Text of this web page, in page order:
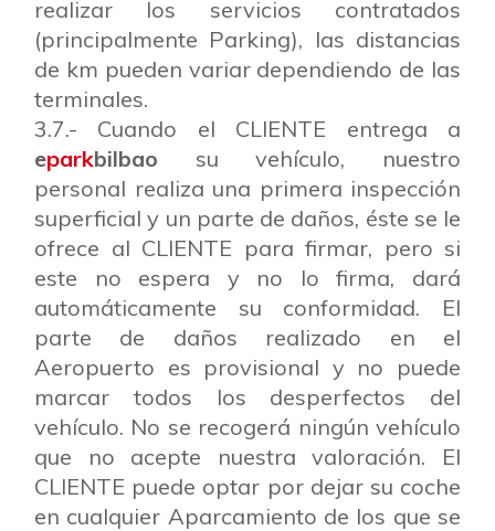
realizar los servicios contratados
(principalmente Parking), las distancias
de km pueden variar dependiendo de las
terminales.
3.7.- Cuando el CLIENTE entrega a
eparkbilbao su vehículo, nuestro
personal realiza una primera inspección
superficial y un parte de daños, éste se le
ofrece al CLIENTE para firmar, pero si
este no espera y no lo firma, dará
automáticamente su conformidad. El
parte de daños realizado en el
Aeropuerto es provisional y no puede
marcar todos los desperfectos del
vehículo. No se recogerá ningún vehículo
que no acepte nuestra valoración. El
CLIENTE puede optar por dejar su coche
en cualquier Aparcamiento de los que se